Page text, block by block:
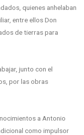
quienes anhelaban
entre ellos Don
de tierras para
junto con el
por las obras
a Antonio
como impulsor